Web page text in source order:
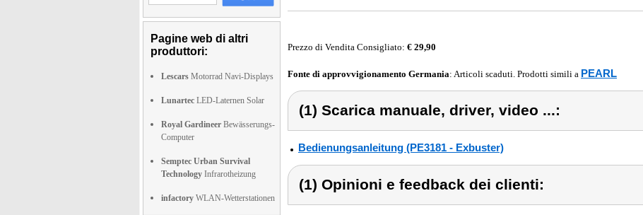
Pagine web di altri
produttori:
Lescars Motorrad Navi-Displays
Lunartec LED-Laternen Solar
Royal Gardineer Bewässerungs-
Computer
Semptec Urban Survival
Technology Infrarotheizung
infactory WLAN-Wetterstationen
Prezzo di Vendita Consigliato: € 29,90
Fonte di approvvigionamento Germania: Articoli scaduti. Prodotti simili a PEARL
(1) Scarica manuale, driver, video ...:
Bedienungsanleitung (PE3181 - Exbuster)
(1) Opinioni e feedback dei clienti: